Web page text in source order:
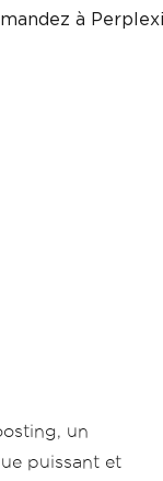
à
un
puissant et